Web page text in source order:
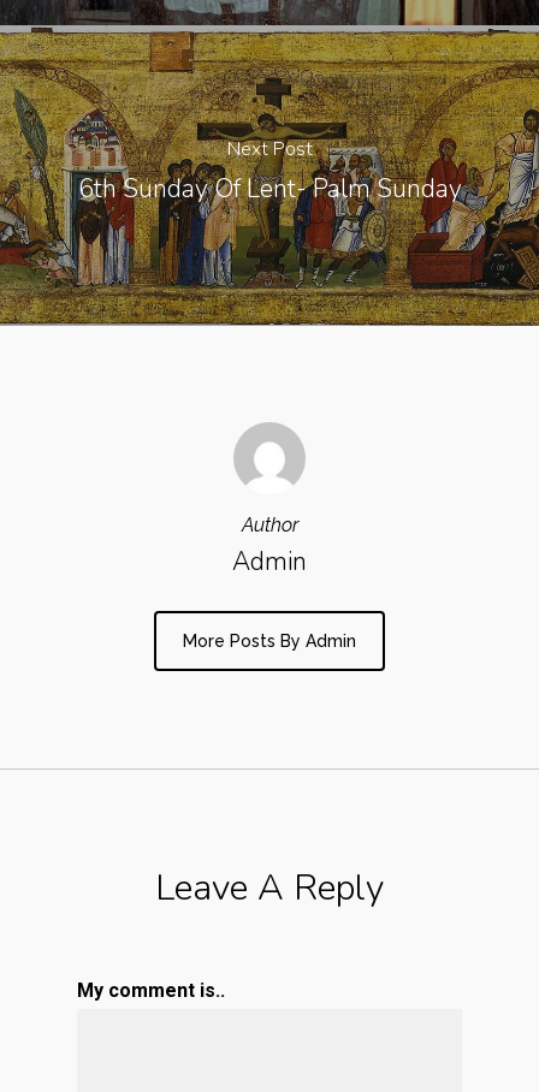
Next Post
6th Sunday Of Lent- Palm Sunday
Author
Admin
More Posts By Admin
Leave A Reply
My comment is..